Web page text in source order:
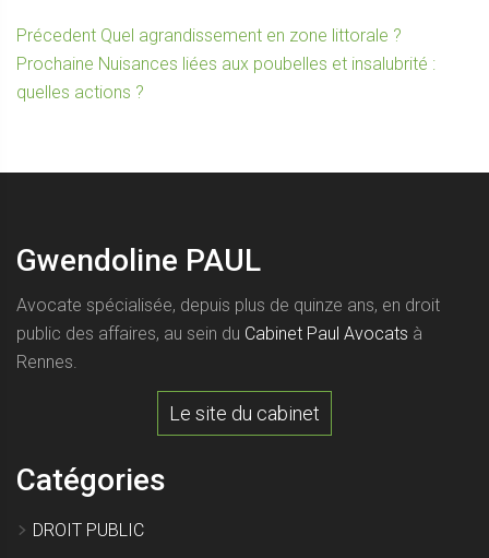
Navigation
de
Précedent Article
précédent :
Quel agrandissement en zone littorale ?
Prochaine Article
suivant :
Nuisances liées aux poubelles et insalubrité :
quelles actions ?
Gwendoline PAUL
Avocate spécialisée, depuis plus de quinze ans, en droit
public des affaires, au sein du Cabinet Paul Avocats à
Rennes.
Le site du cabinet
Catégories
DROIT PUBLIC